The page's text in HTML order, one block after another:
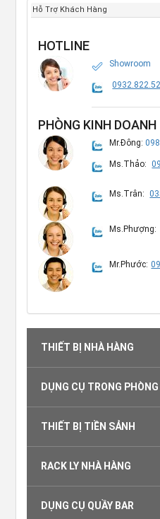
Hỗ Trợ Khách Hàng
HOTLINE
Showroom
PHÒNG KINH DOANH
Mr.Đông:
Ms.Thảo:
Ms.Trân:
Ms.Phượng:
Mr.Phước:
THIẾT BỊ NHÀ HÀNG
DỤNG CỤ TRONG PHÒNG
THIẾT BỊ TIỀN SẢNH
RACK LY NHÀ HÀNG
DỤNG CỤ QUẦY BAR